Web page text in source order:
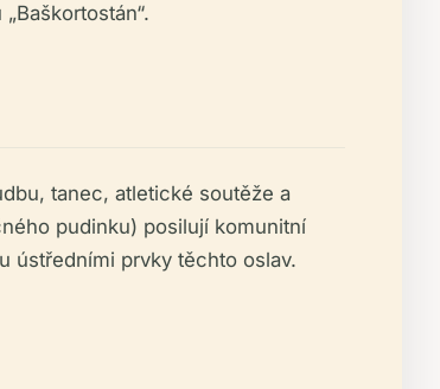
tanec, atletické soutěže a
pudinku) posilují komunitní
ústředními prvky těchto oslav.